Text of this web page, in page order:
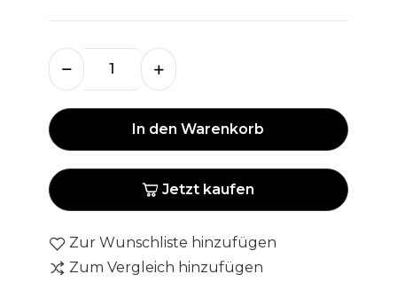
In den Warenkorb
Jetzt kaufen
Zur Wunschliste hinzufügen
Zum Vergleich hinzufügen